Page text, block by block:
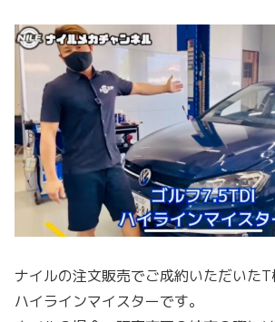
ナイルの注文販売でご成約いただいた
ハイラインマイスターです。